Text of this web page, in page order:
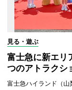
見る・遊ぶ
富士急に新エ
つのアトラクシ
富士急ハイランド（山